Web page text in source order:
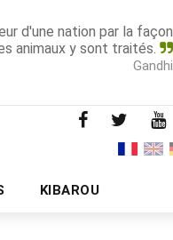
d'une nation par la façon
animaux y sont traités.
Gandhi
KIBAROU